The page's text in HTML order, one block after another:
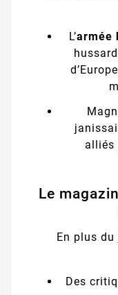
L’armée
alliés
Le
En plus
Des